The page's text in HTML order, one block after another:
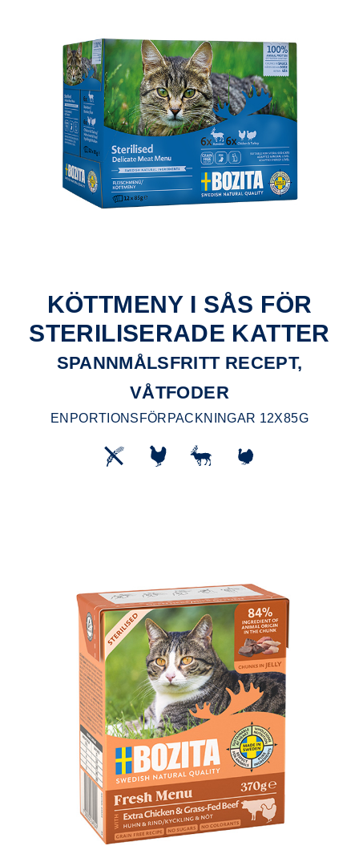
KÖTTMENY I SÅS FÖR
STERILISERADE KATTER
SPANNMÅLSFRITT RECEPT,
VÅTFODER
ENPORTIONSFÖRPACKNINGAR 12X85G